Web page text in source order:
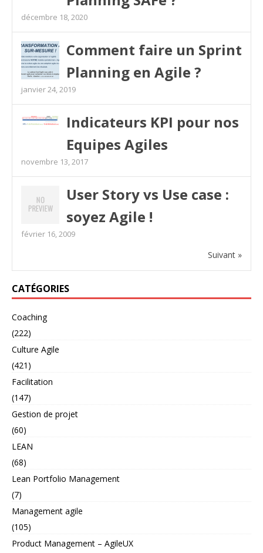
décembre 18, 2020
Comment faire un Sprint
Planning en Agile ?
janvier 24, 2019
Indicateurs KPI pour nos
Equipes Agiles
novembre 13, 2017
User Story vs Use case :
soyez Agile !
février 16, 2009
Suivant »
CATÉGORIES
Coaching
(222)
Culture Agile
(421)
Facilitation
(147)
Gestion de projet
(60)
LEAN
(68)
Lean Portfolio Management
(7)
Management agile
(105)
Product Management – AgileUX